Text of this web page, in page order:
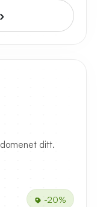
ditt.
-20%